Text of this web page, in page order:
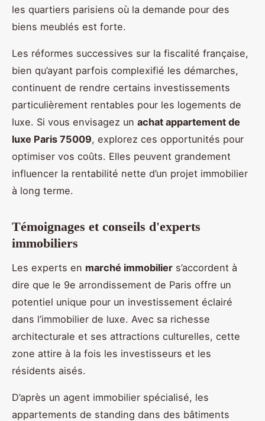
les quartiers parisiens où la demande pour des
biens meublés est forte.
Les réformes successives sur la fiscalité française,
bien qu’ayant parfois complexifié les démarches,
continuent de rendre certains investissements
particulièrement rentables pour les logements de
luxe. Si vous envisagez un achat appartement de
luxe Paris 75009, explorez ces opportunités pour
optimiser vos coûts. Elles peuvent grandement
influencer la rentabilité nette d’un projet immobilier
à long terme.
Témoignages et conseils d'experts
immobiliers
Les experts en marché immobilier s’accordent à
dire que le 9e arrondissement de Paris offre un
potentiel unique pour un investissement éclairé
dans l’immobilier de luxe. Avec sa richesse
architecturale et ses attractions culturelles, cette
zone attire à la fois les investisseurs et les
résidents aisés.
D’après un agent immobilier spécialisé, les
appartements de standing dans des bâtiments